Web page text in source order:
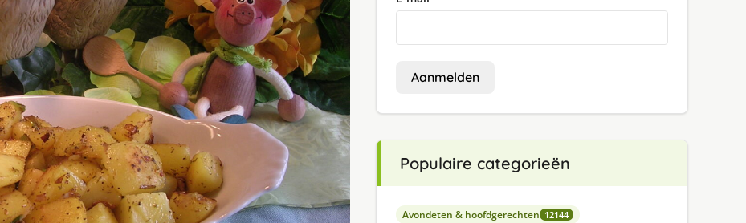
Aanmelden
Populaire categorieën
Avondeten & hoofdgerechten 12144